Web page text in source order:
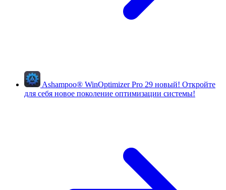
Ashampoo® WinOptimizer Pro 29 новый! Откройте
для себя новое поколение оптимизации системы!